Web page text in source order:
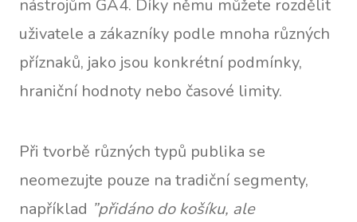
nástrojům GA4. Díky němu můžete rozdělit
uživatele a zákazníky podle mnoha různých
příznaků, jako jsou konkrétní podmínky,
hraniční hodnoty nebo časové limity.
Při tvorbě různých typů publika se
neomezujte pouze na tradiční segmenty,
například ”přidáno do košíku, ale